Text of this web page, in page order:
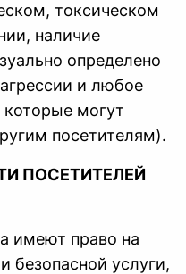
токсическом
наличие
определено
и любое
которые могут
посетителям).
ПОСЕТИТЕЛЕЙ
имеют право на
безопасной услуги,